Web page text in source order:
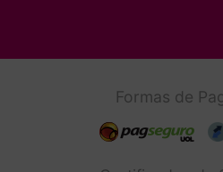
Formas de